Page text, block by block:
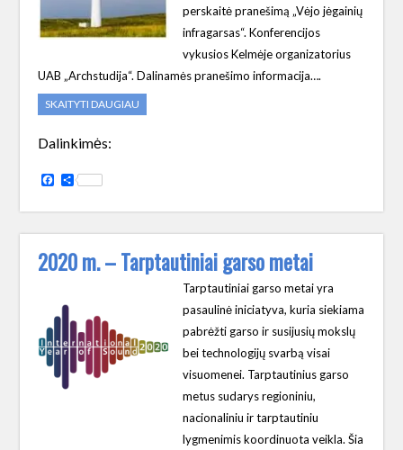
perskaitė pranešimą „Vėjo jėgainių
infragarsas“. Konferencijos
vykusios Kelmėje organizatorius
UAB „Archstudija“. Dalinamės pranešimo informacija….
SKAITYTI DAUGIAU
Dalinkimės:
Facebook
Share
2020 m. – Tarptautiniai garso metai
Tarptautiniai garso metai yra
pasaulinė iniciatyva, kuria siekiama
pabrėžti garso ir susijusių mokslų
bei technologijų svarbą visai
visuomenei. Tarptautinius garso
metus sudarys regioniniu,
nacionaliniu ir tarptautiniu
lygmenimis koordinuota veikla. Šia